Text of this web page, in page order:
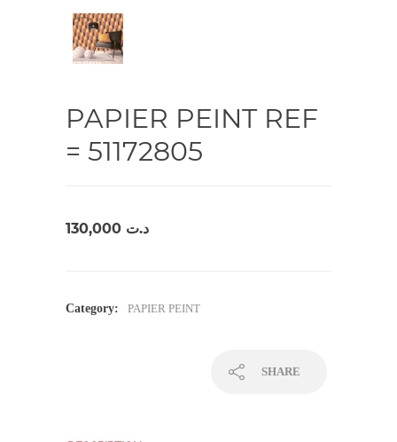
PAPIER PEINT REF
= 51172805
د.ت
Category: PAPIER PEINT
SHARE